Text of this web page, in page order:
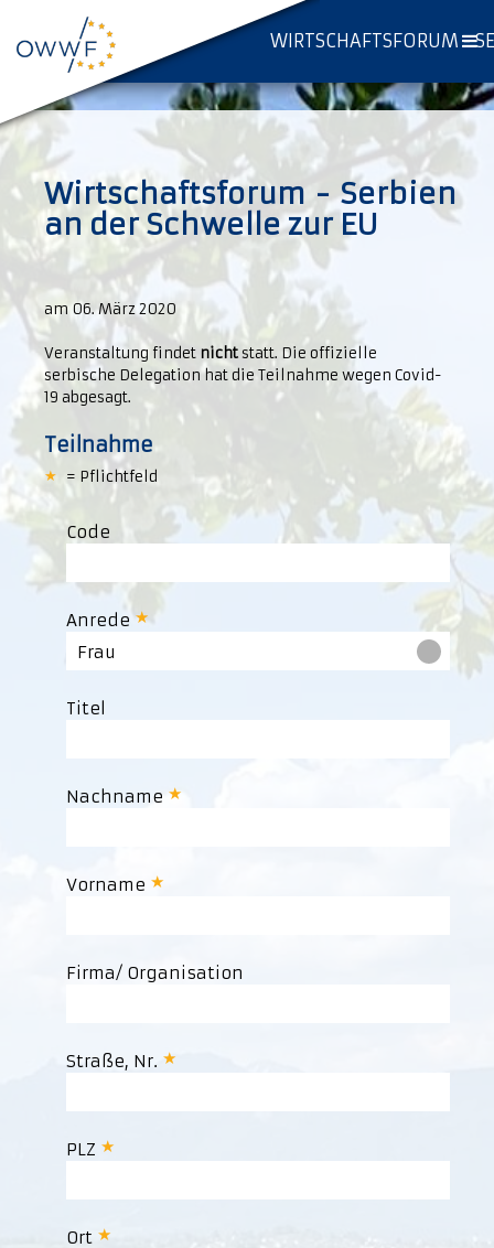
WIRTSCHAFTSFORUM -
Wirtschaftsforum - Serbien
an der Schwelle zur EU
am 06. März 2020
Veranstaltung findet nichtstatt. Die offizielle
serbische Delegation hat die Teilnahme wegen Covid-
19 abgesagt.
Teilnahme
= Pflichtfeld
Code
Anrede
Frau
Titel
Nachname
Vorname
Firma/ Organisation
Straße, Nr.
PLZ
Ort